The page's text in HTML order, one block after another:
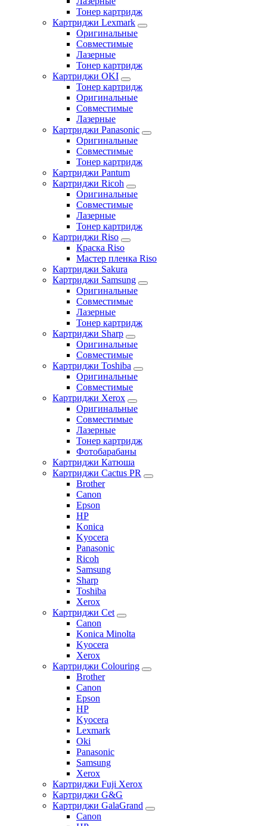
Тонер картридж
Картриджи Lexmark
Оригинальные
Совместимые
Лазерные
Тонер картридж
Картриджи OKI
Тонер картридж
Оригинальные
Совместимые
Лазерные
Картриджи Panasonic
Оригинальные
Совместимые
Тонер картридж
Картриджи Pantum
Картриджи Ricoh
Оригинальные
Совместимые
Лазерные
Тонер картридж
Картриджи Riso
Краска Riso
Мастер пленка Riso
Картриджи Sakura
Картриджи Samsung
Оригинальные
Совместимые
Лазерные
Тонер картридж
Картриджи Sharp
Оригинальные
Совместимые
Картриджи Toshiba
Оригинальные
Совместимые
Картриджи Xerox
Оригинальные
Совместимые
Лазерные
Тонер картридж
Фотобарабаны
Картриджи Катюша
Картриджи Cactus PR
Brother
Canon
Epson
HP
Konica
Kyocera
Panasonic
Ricoh
Samsung
Sharp
Toshiba
Xerox
Картриджи Cet
Canon
Konica Minolta
Kyocera
Xerox
Картриджи Colouring
Brother
Canon
Epson
HP
Kyocera
Lexmark
Oki
Panasonic
Samsung
Xerox
Картриджи Fuji Xerox
Картриджи G&G
Картриджи GalaGrand
Canon